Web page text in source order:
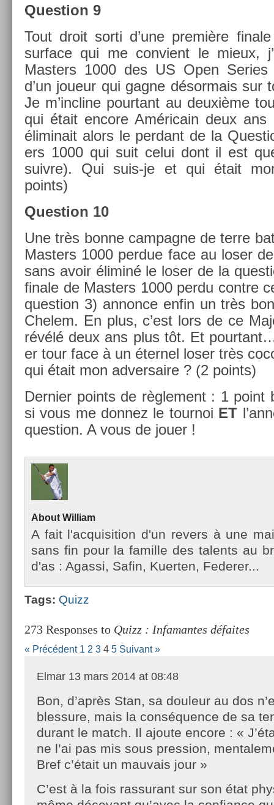
Ques­tion 9
Tout droit sorti d’une première
sur­face qui me con­vient le mieux,
Mast­ers 1000 des US Open
d’un joueur qui gagne désor­mais sur
Je m’incline pour­tant au deuxième
qui était en­core Américain deux
éli­minait alors le per­dant de la
ers 1000 qui suit celui dont il est
suiv­re). Qui suis-je et qui était
points)
Ques­tion 10
Une très bonne cam­pagne de terre
Mast­ers 1000 per­due face au loser
sans avoir éliminé le loser de la
fin­ale de Mast­ers 1000 perdu con­tre
ques­tion 3) an­non­ce enfin un très
Chelem. En plus, c’est lors de ce
révélé deux ans plus tôt. Et
er tour face à un éter­nel loser très
qui était mon ad­versaire ? (2 points)
De­rni­er points de règle­ment : 1 point
si vous me don­nez le tour­noi ET
ques­tion. A vous de jouer !
About Wil­liam
A fait l'ac­quisi­tion d'un re­v­ers à une
sans fin pour la famil­le des talents au
d'as : Agas­si, Safin, Kuert­en, Feder­er...
Tags: Quizz
273 Responses to Quizz : Infamantes défaites
« Précédent 1 2 3 4 5 Suivant »
Elmar 13 mars 2014 at 08:48
Bon, d’après Stan, sa douleur au dos
blessure, mais la conséquence de sa
durant le match. Il ajoute encore : «
ne l’ai pas mis sous pression,
Bref c’était un mauvais jour »
C’est à la fois rassurant sur son état